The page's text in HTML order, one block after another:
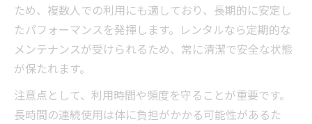
ため、複数人での利用にも適しており、長期的に安定し
たパフォーマンスを発揮します。レンタルなら定期的な
メンテナンスが受けられるため、常に清潔で安全な状態
が保たれます。
注意点として、利用時間や頻度を守ることが重要です。
長時間の連続使用は体に負担がかかる可能性があるた